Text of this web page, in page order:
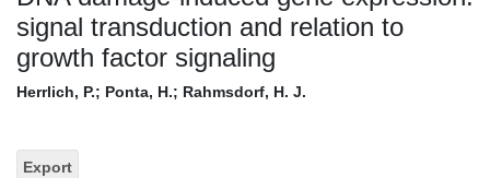
signal transduction and relation to
growth factor signaling
Herrlich, P.; Ponta, H.; Rahmsdorf, H. J.
Export